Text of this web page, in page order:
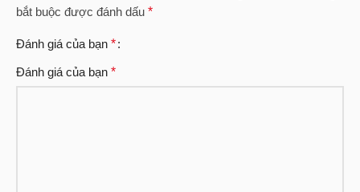
bắt buộc được đánh dấu *
Đánh giá của bạn *
Đánh giá của bạn *